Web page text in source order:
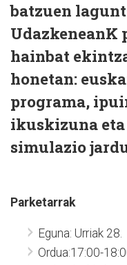
batzuen
UdazkeneanK
hainbat
honetan:
programa,
ikuskizuna
simulazio
Parketarrak
Eguna: Urriak 28.
Ordua:17:00-